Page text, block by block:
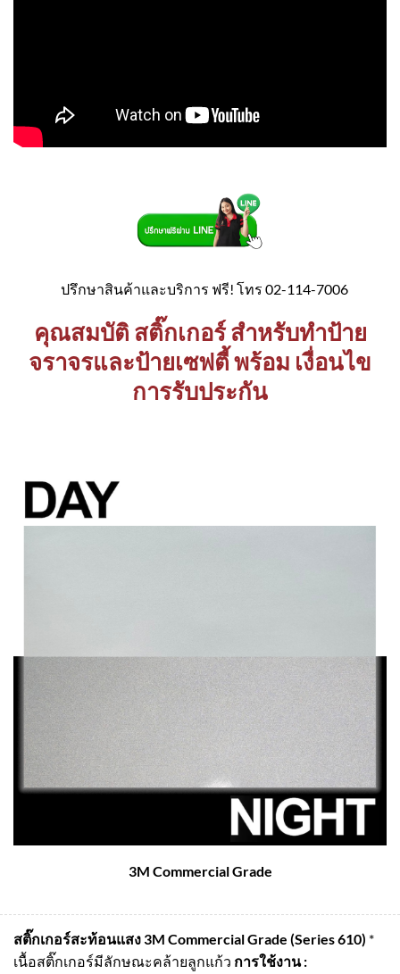
ปรึกษาสินค้าและบริการ ฟรี! โทร 02-114-7006
คุณสมบัติ สติ๊กเกอร์ สำหรับทำป้าย
จราจรและป้ายเซฟตี้ พร้อม เงื่อนไข
การรับประกัน
3M Commercial Grade
สติ๊กเกอร์สะท้อนแสง 3M Commercial Grade (Series 610) *
เนื้อสติ๊กเกอร์มีลักษณะคล้ายลูกแก้ว การใช้งาน :